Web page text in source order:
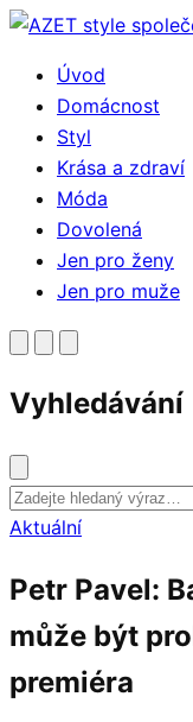
Přejít
obsahuÚvod
Domácnost
Styl
Krása a zdraví
Móda
Dovolená
Jen pro ženy
Jen pro muže
Vyhledávání
Vyhledat
Aktuální
Petr Pavel:
může být
premiéra